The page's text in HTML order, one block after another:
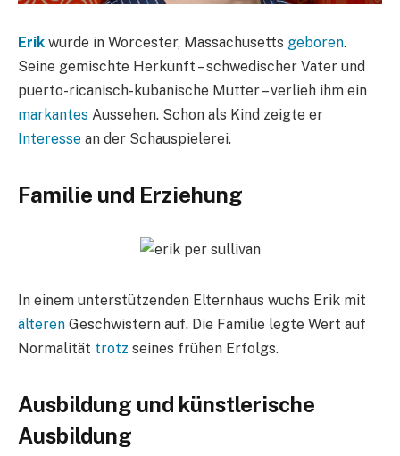
Erik wurde in Worcester, Massachusetts geboren.
Seine gemischte Herkunft – schwedischer Vater und
puerto-ricanisch-kubanische Mutter – verlieh ihm ein
markantes Aussehen. Schon als Kind zeigte er
Interesse an der Schauspielerei.
Familie und Erziehung
In einem unterstützenden Elternhaus wuchs Erik mit
älteren Geschwistern auf. Die Familie legte Wert auf
Normalität trotz seines frühen Erfolgs.
Ausbildung und künstlerische
Ausbildung